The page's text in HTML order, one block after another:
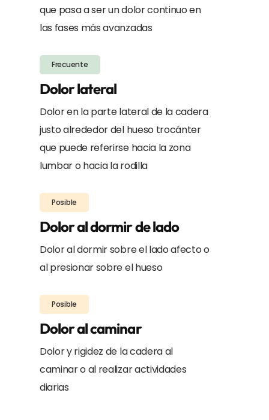
que pasa a ser un dolor continuo en
las fases más avanzadas
Frecuente
Dolor lateral
Dolor en la parte lateral de la cadera
justo alrededor del hueso trocánter
que puede referirse hacia la zona
lumbar o hacia la rodilla
Posible
Dolor al dormir de lado
Dolor al dormir sobre el lado afecto o
al presionar sobre el hueso
Posible
Dolor al caminar
Dolor y rigidez de la cadera al
caminar o al realizar actividades
diarias